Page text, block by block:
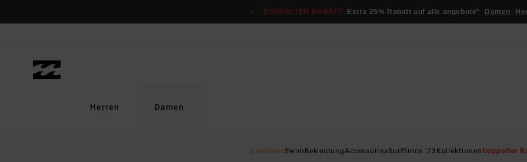
DOPPELTER RABATT Extra 25% Rabatt auf alle angebote* Damen
Herren Damen
BrandneuSwimBekleidungAccessoiresSurfSince '73KollektionenDoppelter